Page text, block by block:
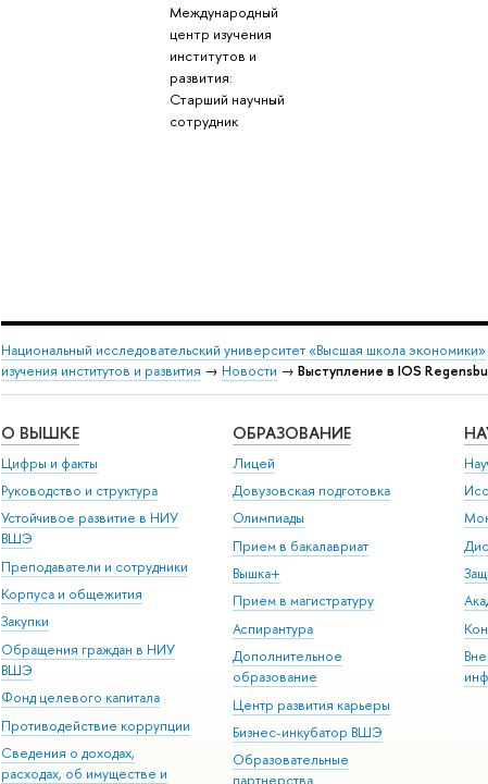
Международный
центр изучения
институтов и
развития:
Старший научный
сотрудник
Национальный исследовательский университет «Высшая школа экономики»
изучения институтов и развития → Новости → Выступление в IOS
О ВЫШКЕ
Цифры и факты
Руководство и структура
Устойчивое развитие в НИУ
ВШЭ
Преподаватели и сотрудники
Корпуса и общежития
Закупки
Обращения граждан в НИУ
ВШЭ
Фонд целевого капитала
Противодействие коррупции
Сведения о доходах,
расходах, об имуществе и
ОБРАЗОВАНИЕ
Лицей
Довузовская подготовка
Олимпиады
Прием в бакалавриат
Вышка+
Прием в магистратуру
Аспирантура
Дополнительное
образование
Центр развития карьеры
Бизнес-инкубатор ВШЭ
Образовательные